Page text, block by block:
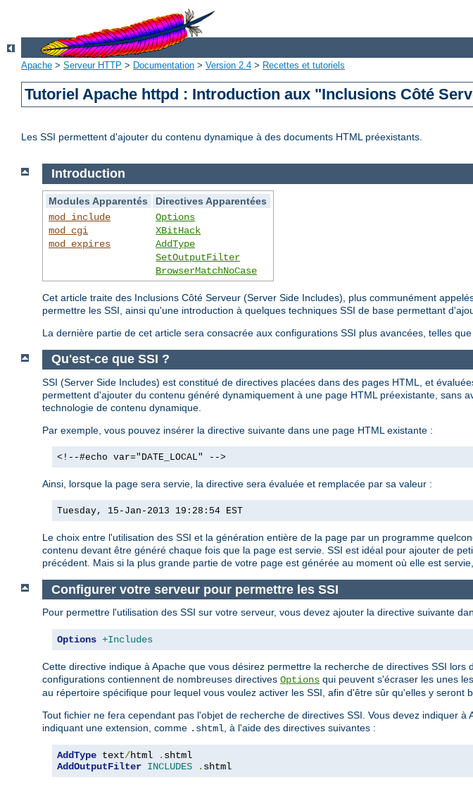
Apache > Serveur HTTP > Documentation > Version 2.4 > Recettes et tutoriels
Tutoriel Apache httpd : Introduction aux "Inclusions Côté
Les SSI permettent d'ajouter du contenu dynamique à des documents HTML préexistants.
Introduction
Modules Apparentés
Directives Apparentées
mod_include
mod_cgi
mod_expires
Options
XBitHack
AddType
SetOutputFilter
BrowserMatchNoCase
Cet article traite des Inclusions Côté Serveur (Server Side Includes), plus communément
permettre les SSI, ainsi qu'une introduction à quelques techniques SSI de base permettant
La dernière partie de cet article sera consacrée aux configurations SSI plus avancées, telles
Qu'est-ce que SSI ?
SSI (Server Side Includes) est constitué de directives placées dans des pages HTML, et
permettent d'ajouter du contenu généré dynamiquement à une page HTML préexistante, sans
technologie de contenu dynamique.
Par exemple, vous pouvez insérer la directive suivante dans une page HTML existante :
<!--#echo var="DATE_LOCAL" -->
Ainsi, lorsque la page sera servie, la directive sera évaluée et remplacée par sa valeur :
Tuesday, 15-Jan-2013 19:28:54 EST
Le choix entre l'utilisation des SSI et la génération entière de la page par un programme
contenu devant être généré chaque fois que la page est servie. SSI est idéal pour ajouter de
précédent. Mais si la plus grande partie de votre page est générée au moment où elle est
Configurer votre serveur pour permettre les SSI
Pour permettre l'utilisation des SSI sur votre serveur, vous devez ajouter la directive suivante
Options +Includes
Cette directive indique à Apache que vous désirez permettre la recherche de directives SSI
configurations contiennent de nombreuses directives Options qui peuvent s'écraser les unes
au répertoire spécifique pour lequel vous voulez activer les SSI, afin d'être sûr qu'elles y seront
Tout fichier ne fera cependant pas l'objet de recherche de directives SSI. Vous devez indiquer
indiquant une extension, comme .shtml, à l'aide des directives suivantes :
AddType text/html . shtml
AddOutputFilter INCLUDES . shtml